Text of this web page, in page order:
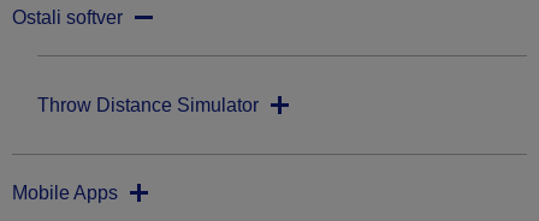
Ostali softver
Throw Distance Simulator
Mobile Apps